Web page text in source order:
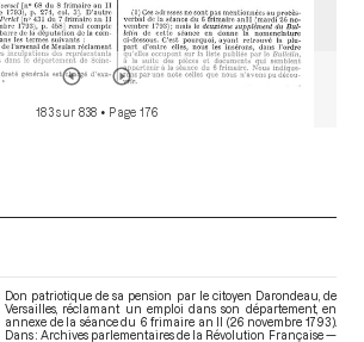
183 sur 838 • Page 176
Don patriotique de sa pension par le citoyen Darondeau, de
Versailles, réclamant un emploi dans son département, en
annexe de la séance du 6 frimaire an II (26 novembre 1793).
Dans : Archives parlementaires de la Révolution Française —